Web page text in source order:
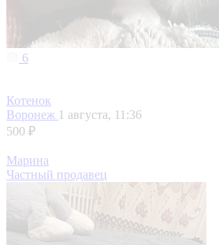
6
Котенок
Воронеж 1 августа, 11:36
500 ₽
Марина
Частный продавец